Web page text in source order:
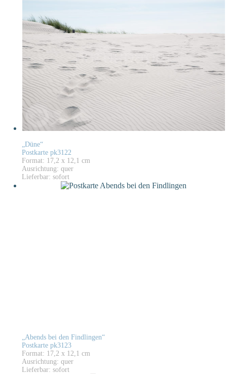
„Düne“
Postkarte pk3122
Format: 17,2 x 12,1 cm
Ausrichtung: quer
Lieferbar: sofort
„Abends bei den Findlingen“
Postkarte pk3123
Format: 17,2 x 12,1 cm
Ausrichtung: quer
Lieferbar: sofort